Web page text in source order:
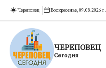
Череповец Воскресенье, 09.08.2026 г.
ЧЕРЕПОВЕЦ
Сегодня